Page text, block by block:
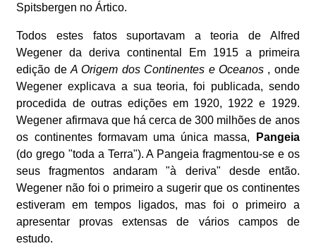
Spitsbergen no Ártico.
Todos estes fatos suportavam a teoria de Alfred
Wegener da deriva continental Em 1915 a primeira
edição deA Origem dos Continentes e Oceanos, onde
Wegener explicava a sua teoria, foi publicada, sendo
procedida de outras edições em 1920, 1922 e 1929.
Wegener afirmava que há cerca de 300 milhões de anos
os continentes formavam uma única massa,
Pangeia
(do grego "toda a Terra"). A Pangeia fragmentou-se e os
seus fragmentos andaram "à deriva" desde então.
Wegener não foi o primeiro a sugerir que os continentes
estiveram em tempos ligados, mas foi o primeiro a
apresentar provas extensas de vários campos de
estudo.